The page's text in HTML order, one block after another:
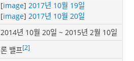
[image] 2017년 10월 19일
[image] 2017년 10월 20일
2014년 10월 20일 ~ 2015년 2월 10일
론 밸프[2]